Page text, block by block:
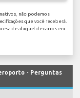
não podemos
que você receberá.
de aluguel de carros em
- Perguntas